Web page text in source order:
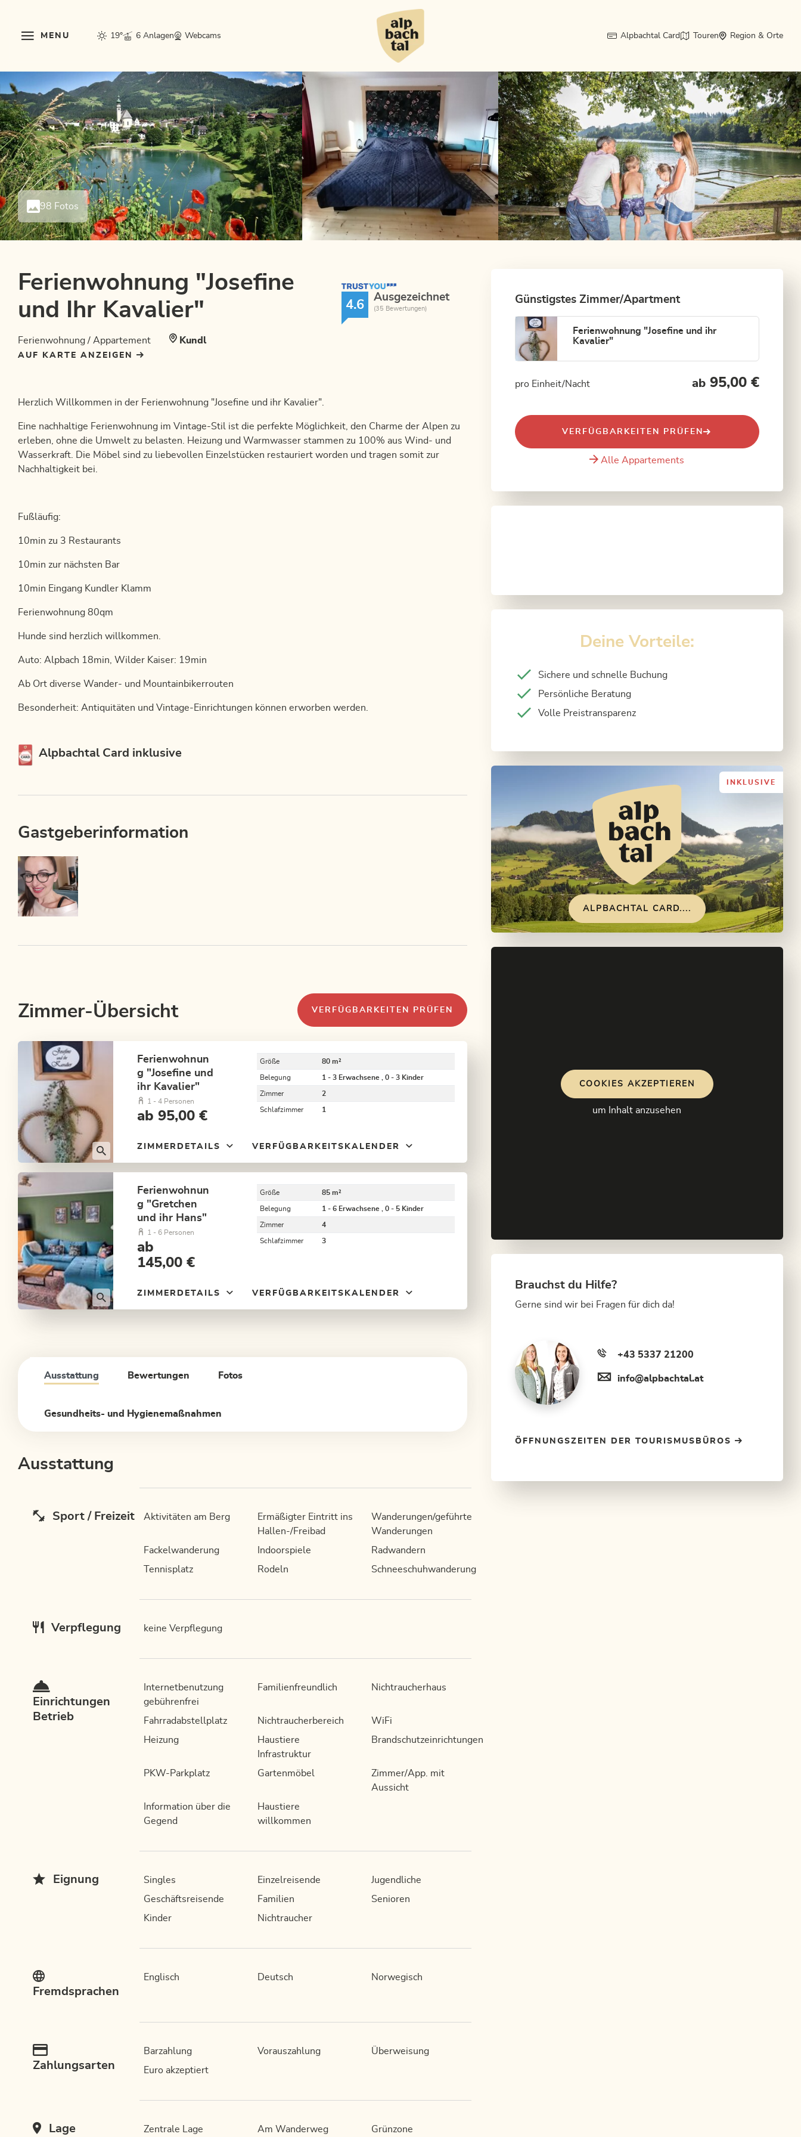
MENU 19° 6 Anlagen Webcams Alpbachtal Card Touren Region & Orte
98 Fotos
Ferienwohnung "Josefine
und Ihr Kavalier"
Ferienwohnung / Appartement Kundl
AUF KARTE ANZEIGEN
TrustYou Rating
4.6
Ausgezeichnet
(35 Bewertungen)
Herzlich Willkommen in der Ferienwohnung "Josefine und ihr Kavalier".
Eine nachhaltige Ferienwohnung im Vintage-Stil ist die perfekte Möglichkeit, den Charme der Alpen zu
erleben, ohne die Umwelt zu belasten. Heizung und Warmwasser stammen zu 100% aus Wind- und
Wasserkraft. Die Möbel sind zu liebevollen Einzelstücken restauriert worden und tragen somit zur
Nachhaltigkeit bei.
Fußläufig:
10min zu 3 Restaurants
10min zur nächsten Bar
10min Eingang Kundler Klamm
Ferienwohnung 80qm
Hunde sind herzlich willkommen.
Auto: Alpbach 18min, Wilder Kaiser: 19min
Ab Ort diverse Wander- und Mountainbikerrouten
Besonderheit: Antiquitäten und Vintage-Einrichtungen können erworben werden.
Diese Unterkunft ist Mitglied von
Alpbachtal Card inklusive
Gastgeberinformation
Zimmer-Übersicht VERFÜGBARKEITEN PRÜFEN
Ferienwohnun
g "Josefine und
ihr Kavalier"
1 - 4 Personen
ab 95,00 €
Größe 80 m²
Belegung 1 - 3 Erwachsene , 0 - 3 Kinder
Zimmer 2
Schlafzimmer 1
ZIMMERDETAILS VERFÜGBARKEITSKALENDER
Ferienwohnun
g "Gretchen
und ihr Hans"
1 - 6 Personen
ab
145,00 €
Größe 85 m²
Belegung 1 - 6 Erwachsene , 0 - 5 Kinder
Zimmer 4
Schlafzimmer 3
ZIMMERDETAILS VERFÜGBARKEITSKALENDER
Ausstattung Bewertungen Fotos
Gesundheits- und Hygienemaßnahmen
Ausstattung
Sport / Freizeit Aktivitäten am Berg
Ermäßigter Eintritt ins
Hallen-/Freibad
Wanderungen/geführte
Wanderungen
Fackelwanderung
Indoorspiele
Radwandern
Tennisplatz
Rodeln Schneeschuhwanderung
Verpflegung keine Verpflegung
Einrichtungen
Betrieb
Internetbenutzung
gebührenfrei
Familienfreundlich Nichtraucherhaus
Fahrradabstellplatz Nichtraucherbereich
WiFi
Heizung
Haustiere
Infrastruktur
Brandschutzeinrichtungen
PKW-Parkplatz Gartenmöbel
Zimmer/App. mit
Aussicht
Information über die
Gegend
Haustiere
willkommen
Eignung Singles Einzelreisende
Jugendliche
Geschäftsreisende
Familien
Senioren
Kinder
Nichtraucher
Fremdsprachen
Englisch Deutsch Norwegisch
Zahlungsarten
Barzahlung Vorauszahlung
Überweisung
Euro akzeptiert
Lage Zentrale Lage Am Wanderweg Grünzone
Günstigstes Zimmer/Apartment
Ferienwohnung "Josefine und ihr
Kavalier"
pro Einheit/Nacht ab 95,00 €
VERFÜGBARKEITEN PRÜFEN
Alle Appartements
Deine Vorteile:
Sichere und schnelle Buchung
Persönliche Beratung
Volle Preistransparenz
INKLUSIVE
ALPBACHTAL CARD....
COOKIES AKZEPTIEREN
um Inhalt anzusehen
Brauchst du Hilfe?
Gerne sind wir bei Fragen für dich da!
+43 5337 21200
info@alpbachtal.at
ÖFFNUNGSZEITEN DER TOURISMUSBÜROS